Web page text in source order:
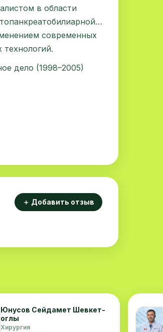
в области
современных
дело (1998–2005)
＋ Добавить отзыв
Юнусов Сейдамет Шевкет-
оглы
Хирургия